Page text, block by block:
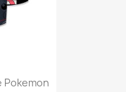
Pokemon